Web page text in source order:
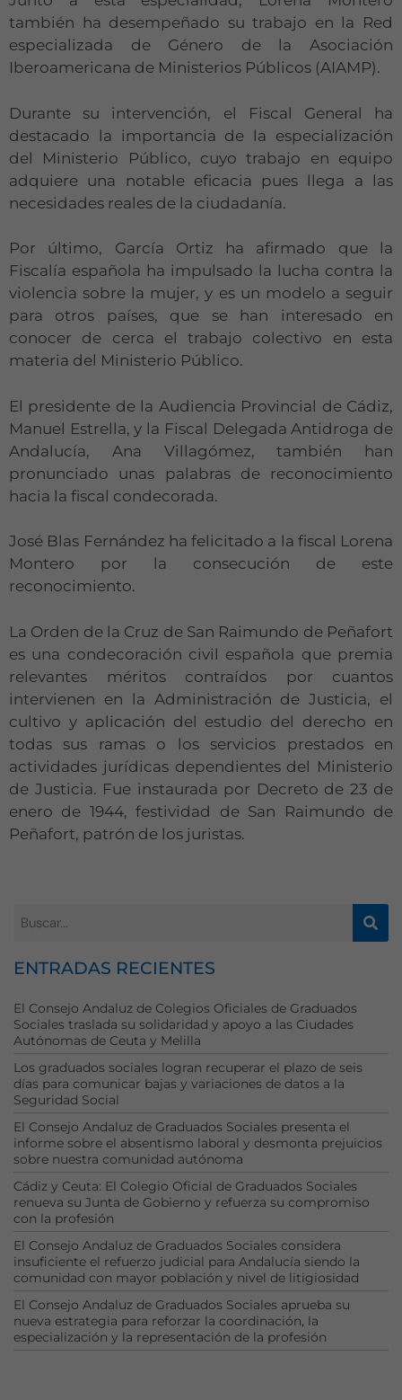
también ha desempeñado su trabajo en la Red
especializada de Género de la Asociación
Iberoamericana de Ministerios Públicos (AIAMP).
Durante su intervención, el Fiscal General ha
destacado la importancia de la especialización
del Ministerio Público, cuyo trabajo en equipo
adquiere una notable eficacia pues llega a las
necesidades reales de la ciudadanía.
Por último, García Ortiz ha afirmado que la
Fiscalía española ha impulsado la lucha contra la
violencia sobre la mujer, y es un modelo a seguir
para otros países, que se han interesado en
conocer de cerca el trabajo colectivo en esta
materia del Ministerio Público.
El presidente de la Audiencia Provincial de Cádiz,
Manuel Estrella, y la Fiscal Delegada Antidroga de
Andalucía, Ana Villagómez, también han
pronunciado unas palabras de reconocimiento
hacia la fiscal condecorada.
José Blas Fernández ha felicitado a la fiscal Lorena
Montero por la consecución de este
reconocimiento.
La Orden de la Cruz de San Raimundo de Peñafort
es una condecoración civil española que premia
relevantes méritos contraídos por cuantos
intervienen en la Administración de Justicia, el
cultivo y aplicación del estudio del derecho en
todas sus ramas o los servicios prestados en
actividades jurídicas dependientes del Ministerio
de Justicia. Fue instaurada por Decreto de 23 de
enero de 1944, festividad de San Raimundo de
Peñafort, patrón de los juristas.
ENTRADAS RECIENTES
El Consejo Andaluz de Colegios Oficiales de Graduados
Sociales traslada su solidaridad y apoyo a las Ciudades
Autónomas de Ceuta y Melilla
Los graduados sociales logran recuperar el plazo de seis
días para comunicar bajas y variaciones de datos a la
Seguridad Social
El Consejo Andaluz de Graduados Sociales presenta el
informe sobre el absentismo laboral y desmonta prejuicios
sobre nuestra comunidad autónoma
Cádiz y Ceuta: El Colegio Oficial de Graduados Sociales
renueva su Junta de Gobierno y refuerza su compromiso
con la profesión
El Consejo Andaluz de Graduados Sociales considera
insuficiente el refuerzo judicial para Andalucía siendo la
comunidad con mayor población y nivel de litigiosidad
El Consejo Andaluz de Graduados Sociales aprueba su
nueva estrategia para reforzar la coordinación, la
especialización y la representación de la profesión
Necesarias
Estas
cookies no
son
opcionales.
Son
necesarias
para que
funcione la
web.
base a cómo
se usa la web.
Experiencia
nuestra web
funcione lo
mejor posible
durante tu
visita. Si
algunas
funcionalidades
desaparecerán
de la web.